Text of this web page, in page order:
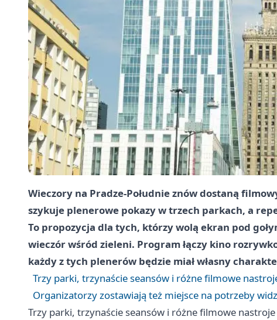
Wieczory na Pradze-Południe znów dostaną
szykuje plenerowe pokazy w trzech parkach, a
To propozycja dla tych, którzy wolą ekran pod
wieczór wśród zieleni. Program łączy kino
każdy z tych plenerów będzie miał własny
Trzy parki, trzynaście seansów i różne filmowe
Organizatorzy zostawiają też miejsce na potrzeby
Trzy parki, trzynaście seansów i różne filmowe nastroje